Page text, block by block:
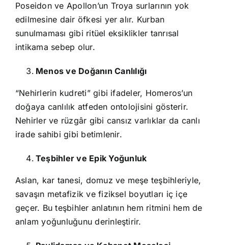
Poseidon ve Apollon’un Troya surlarının yok
edilmesine dair öfkesi yer alır. Kurban
sunulmaması gibi ritüel eksiklikler tanrısal
intikama sebep olur.
Menos ve Doğanın Canlılığı
“Nehirlerin kudreti” gibi ifadeler, Homeros’un
doğaya canlılık atfeden ontolojisini gösterir.
Nehirler ve rüzgâr gibi cansız varlıklar da canlı
irade sahibi gibi betimlenir.
Teşbihler ve Epik Yoğunluk
Aslan, kar tanesi, domuz ve meşe teşbihleriyle,
savaşın metafizik ve fiziksel boyutları iç içe
geçer. Bu teşbihler anlatının hem ritmini hem de
anlam yoğunluğunu derinleştirir.